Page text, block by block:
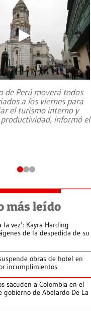
de Perú moverá todos
a los viernes para
el turismo interno y
informó el
más leído
la vez’: Kayra Harding
de la despedida de su
obras de hotel en
incumplimientos
sacuden a Colombia en el
gobierno de Abelardo De La